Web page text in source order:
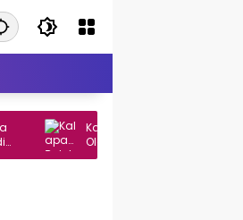
Kalapas Bulukumba Resmi Buka
Olahraga dan Seni Warga Binaan